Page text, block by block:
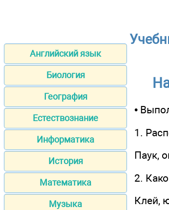
Английский язык
Биология
География
Естествознание
Информатика
История
Математика
Музыка
•
1.
Паук,
2.
Клей,